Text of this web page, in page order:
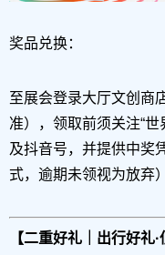
奖品兑换：
至展会登录大厅文创商
准），领取前须关注“
及抖音号，并提供中奖
式，逾期未领视为放弃）
【二重好礼｜出行好礼·